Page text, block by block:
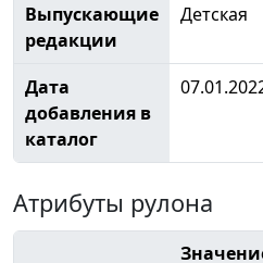
Выпускающие
редакции
Детская
Дата
добавления в
каталог
Атрибуты рулона